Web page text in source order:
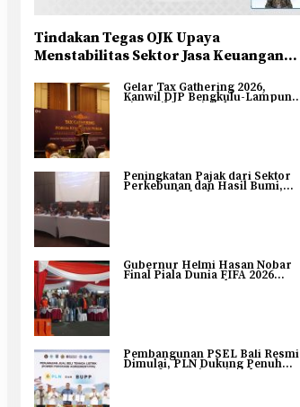
Tindakan Tegas OJK Upaya
Menstabilitas Sektor Jasa Keuangan
Penguatan Sektor Keuangan
Gelar Tax Gathering 2026,
Kanwil DJP Bengkulu-Lampung
Sinergikan Pajak dan
Peningkatan Pajak dari Sektor
Perkebunan dan Hasil Bumi,
DJP Bengkulu dan Lampung
Gubernur Helmi Hasan Nobar
Final Piala Dunia FIFA 2026
Bersama Masyarakat, UMKM
Pembangunan PSEL Bali Resmi
Dimulai, PLN Dukung Penuh
Transformasi Nasional